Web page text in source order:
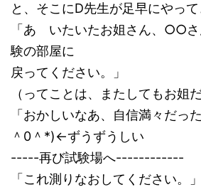
と、そこにD先生が足早にやって
「あ いたいたお姐さん、○○
験の部屋に
戻ってください。」
（ってことは、またしてもお姐
「おかしいなあ、自信満々だっ
＾0＾*)←ずうずうしい
-----再び試験場へ------------
「これ測りなおしてください。」